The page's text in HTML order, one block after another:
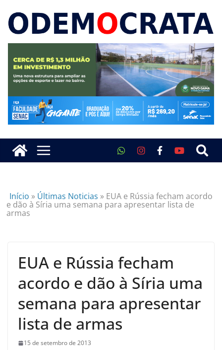
Início » Últimas Noticias » EUA e Rússia fecham acordo
e dão à Síria uma semana para apresentar lista de
armas
EUA e Rússia fecham
acordo e dão à Síria uma
semana para apresentar
lista de armas
15 de setembro de 2013